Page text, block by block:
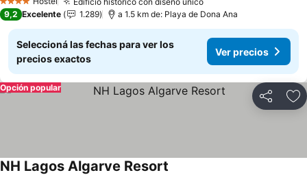
4 Estrellas
9,2 Excelente 1.289 a 1.5 km de: Playa de Dona Ana
Seleccioná las fechas para ver los
precios exactos
Ver precios
Compartir
Opción popular
NH Lagos Algarve Resort